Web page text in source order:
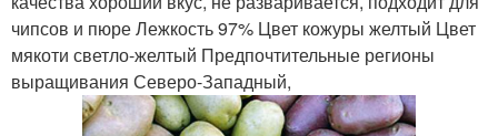
чипсов и пюре Лежкость 97% Цвет кожуры желтый Цвет
мякоти светло-желтый Предпочтительные регионы
выращивания Северо-Западный,